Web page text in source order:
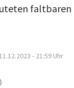
faltbaren
11.12.2023 - 21:59 Uhr